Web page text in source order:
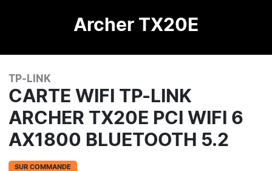
Archer TX20E
TP-LINK
CARTE WIFI TP-LINK
ARCHER TX20E PCI WIFI 6
AX1800 BLUETOOTH 5.2
SUR COMMANDE